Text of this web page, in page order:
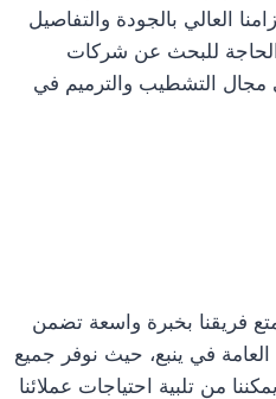
العالي بالجودة والتفاصيل
الحاجة للبحث عن شركات
مجال التشطيب والترميم في
فريقنا بخبرة واسعة تضمن
في ينبع، حيث نوفر جميع
من تلبية احتياجات عملائنا